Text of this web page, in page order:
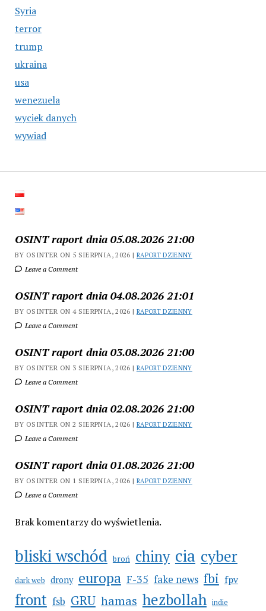
Syria
terror
trump
ukraina
usa
wenezuela
wyciek danych
wywiad
OSINT raport dnia 05.08.2026 21:00
BY OSINTER ON 5 SIERPNIA, 2026 | RAPORT DZIENNY
Leave a Comment
OSINT raport dnia 04.08.2026 21:01
BY OSINTER ON 4 SIERPNIA, 2026 | RAPORT DZIENNY
Leave a Comment
OSINT raport dnia 03.08.2026 21:00
BY OSINTER ON 3 SIERPNIA, 2026 | RAPORT DZIENNY
Leave a Comment
OSINT raport dnia 02.08.2026 21:00
BY OSINTER ON 2 SIERPNIA, 2026 | RAPORT DZIENNY
Leave a Comment
OSINT raport dnia 01.08.2026 21:00
BY OSINTER ON 1 SIERPNIA, 2026 | RAPORT DZIENNY
Leave a Comment
Brak komentarzy do wyświetlenia.
bliski wschód broń chiny cia cyber
dark web drony europa F-35 fake news fbi fpv
front fsb GRU hamas hezbollah indie